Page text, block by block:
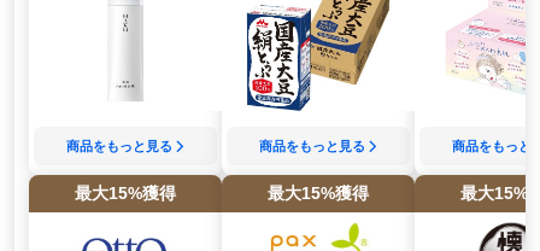
商品をもっと見る
最大15%獲得
商品をもっと見る
最大15%獲得
商品をもっと
最大15%